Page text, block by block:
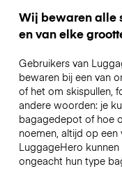
Wij bewaren alle
en van elke
Gebruikers van
bewaren bij een van
of het om skispullen,
andere woorden: je
bagagedepot of hoe
noemen, altijd op een
LuggageHero
ongeacht hun type